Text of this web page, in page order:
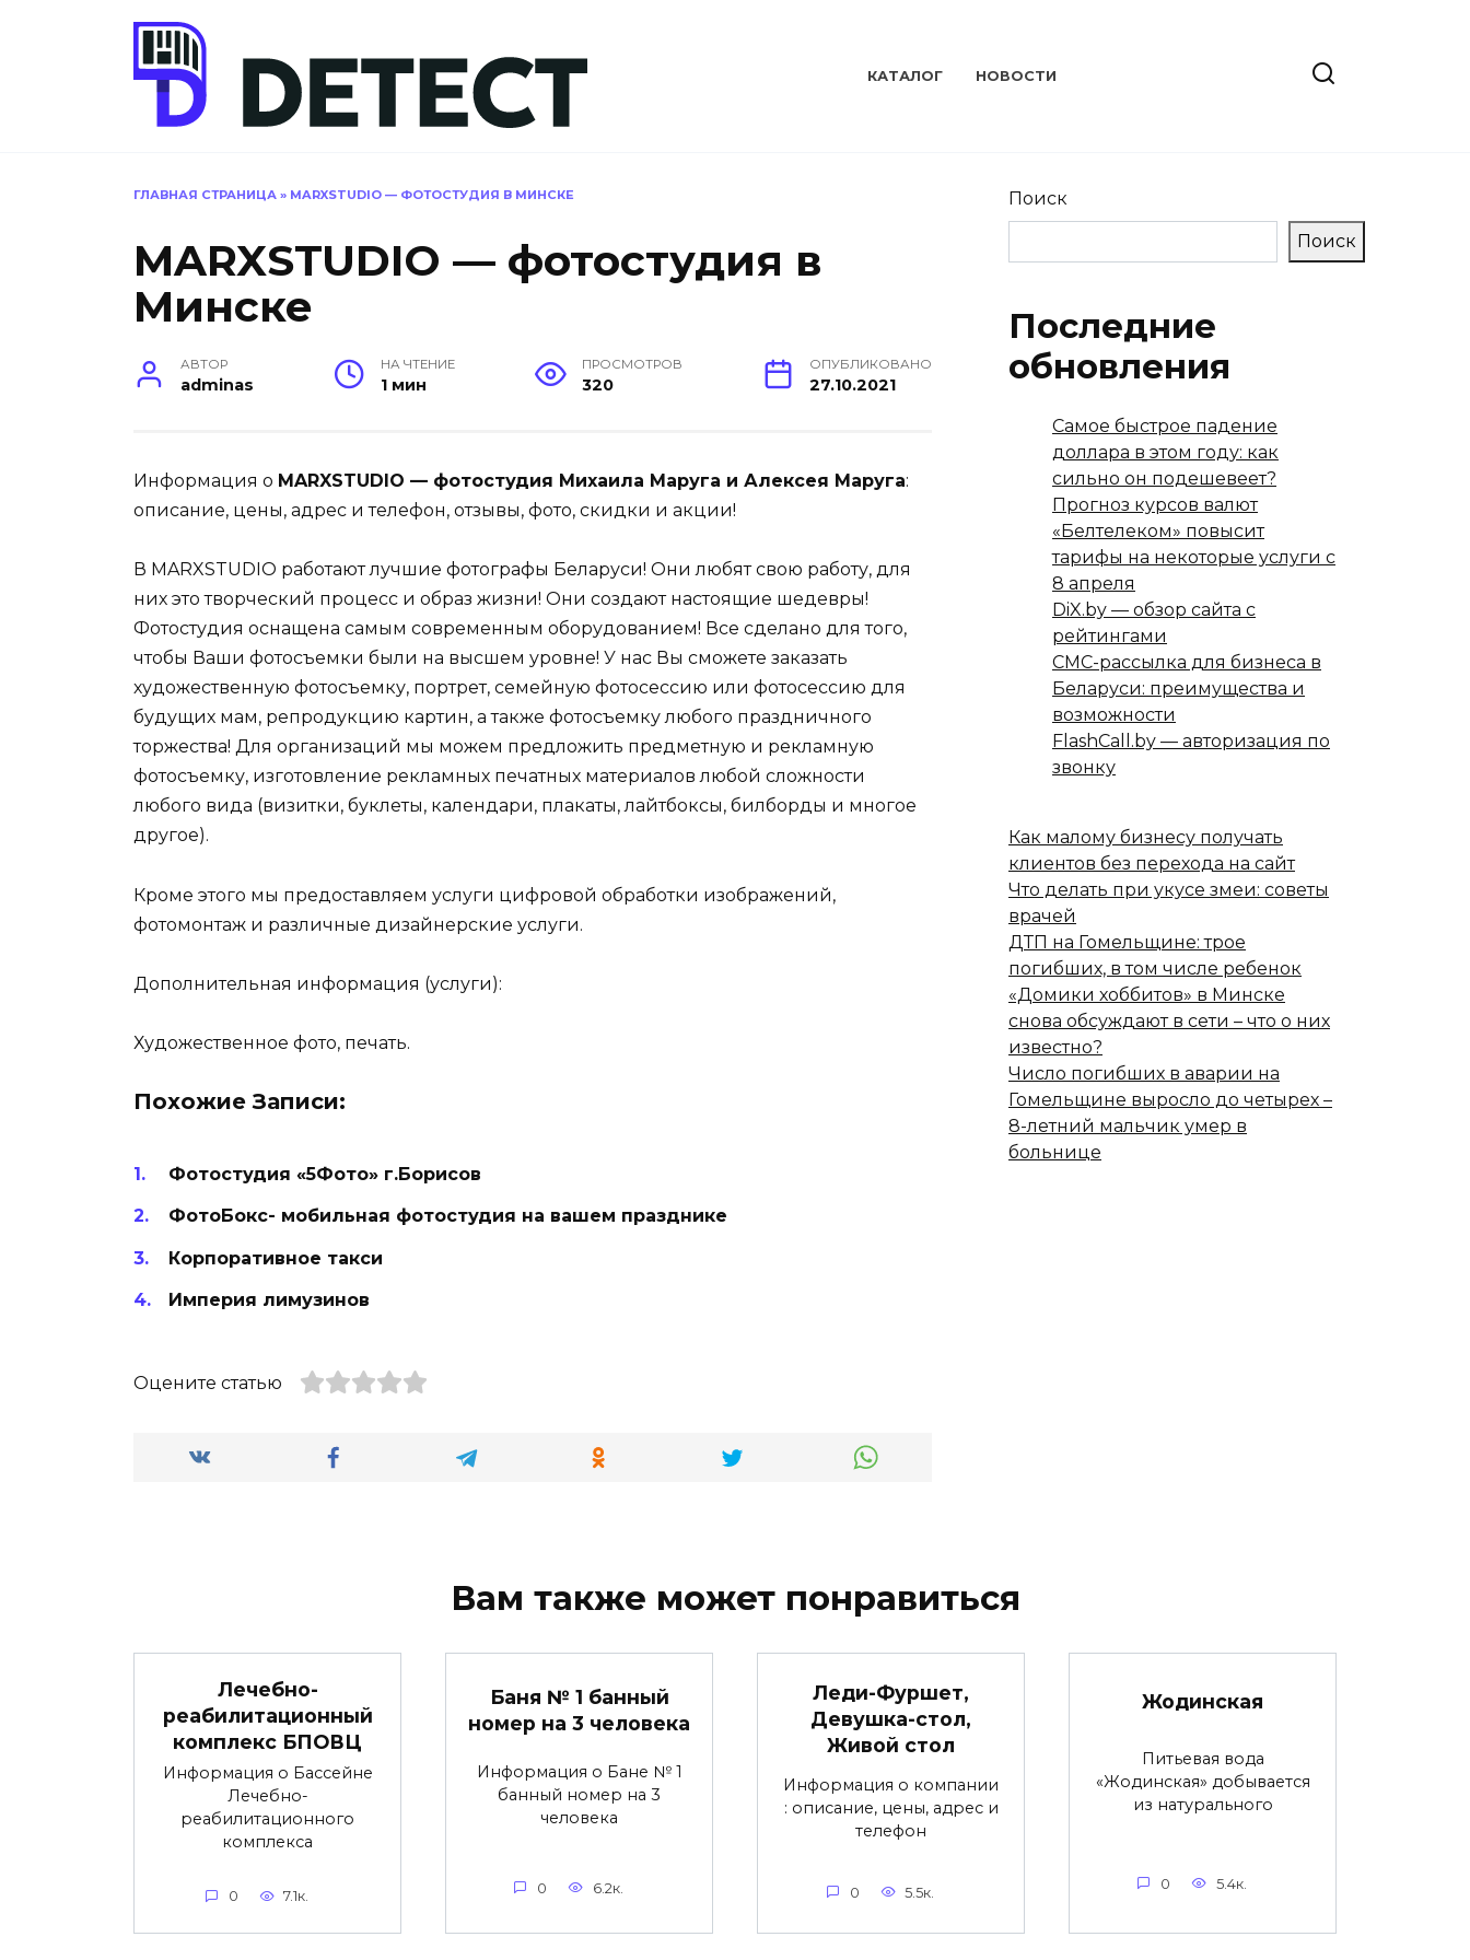
КАТАЛОГ НОВОСТИ
ГЛАВНАЯ СТРАНИЦА » MARXSTUDIO — ФОТОСТУДИЯ В МИНСКЕ
MARXSTUDIO — фотостудия в
Минске
АВТОР
adminas
НА ЧТЕНИЕ
1 мин
ПРОСМОТРОВ
320
ОПУБЛИКОВАНО
27.10.2021
Информация о MARXSTUDIO — фотостудия Михаила Маруга и Алексея Маруга:
описание, цены, адрес и телефон, отзывы, фото, скидки и акции!
В MARXSTUDIO работают лучшие фотографы Беларуси! Они любят свою работу, для
них это творческий процесс и образ жизни! Они создают настоящие шедевры!
Фотостудия оснащена самым современным оборудованием! Все сделано для того,
чтобы Ваши фотосъемки были на высшем уровне! У нас Вы сможете заказать
художественную фотосъемку, портрет, семейную фотосессию или фотосессию для
будущих мам, репродукцию картин, а также фотосъемку любого праздничного
торжества! Для организаций мы можем предложить предметную и рекламную
фотосъемку, изготовление рекламных печатных материалов любой сложности
любого вида (визитки, буклеты, календари, плакаты, лайтбоксы, билборды и многое
другое).
Кроме этого мы предоставляем услуги цифровой обработки изображений,
фотомонтаж и различные дизайнерские услуги.
Дополнительная информация (услуги):
Художественное фото, печать.
Похожие Записи:
Фотостудия «5Фото» г.Борисов
ФотоБокс- мобильная фотостудия на вашем празднике
Корпоративное такси
Империя лимузинов
Оцените статью
Поиск
Поиск
Последние
обновления
Самое быстрое падение
доллара в этом году: как
сильно он подешевеет?
Прогноз курсов валют
«Белтелеком» повысит
тарифы на некоторые услуги с
8 апреля
DiX.by — обзор сайта с
рейтингами
СМС-рассылка для бизнеса в
Беларуси: преимущества и
возможности
FlashCall.by — авторизация по
звонку
Как малому бизнесу получать
клиентов без перехода на сайт
Что делать при укусе змеи: советы
врачей
ДТП на Гомельщине: трое
погибших, в том числе ребенок
«Домики хоббитов» в Минске
снова обсуждают в сети – что о них
известно?
Число погибших в аварии на
Гомельщине выросло до четырех –
8-летний мальчик умер в
больнице
Вам также может понравиться
Лечебно-
реабилитационный
комплекс БПОВЦ
Информация о Бассейне
Лечебно-
реабилитационного
комплекса
0 7.1к.
Баня № 1 банный
номер на 3 человека
Информация о Бане № 1
банный номер на 3
человека
0 6.2к.
Леди-Фуршет,
Девушка-стол,
Живой стол
Информация о компании
: описание, цены, адрес и
телефон
0 5.5к.
Жодинская
Питьевая вода
«Жодинская» добывается
из натурального
0 5.4к.